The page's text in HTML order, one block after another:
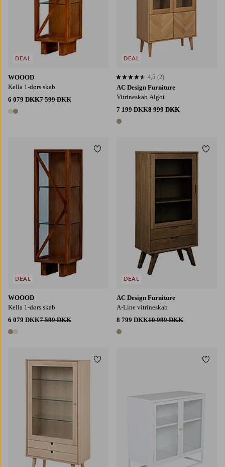
WOOOD
Kella 1-dørs skab
6 079 DKK7 599 DKK
2 farver
DEAL
AC Design Furniture
Vitrineskab Algot
7 199 DKK8 999 DKK
1 farve
4,5 baseret på 2 bedømmelser
4,5 (2)
DEAL
WOOOD
Kella 1-dørs skab
6 079 DKK7 599 DKK
2 farver
DEAL
Tilføj til favoritter
AC Design Furniture
A-Line vitrineskab
8 799 DKK10 999 DKK
1 farve
DEAL
Tilføj til favoritter